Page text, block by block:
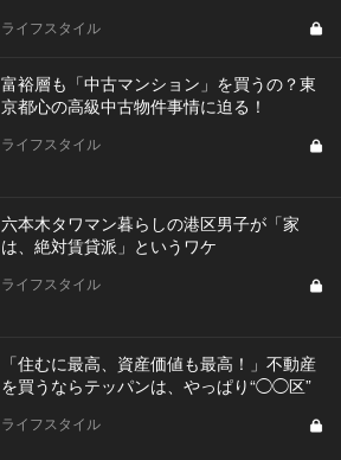
ライフスタイル
富裕層も「中古マンション」を買うの？東
京都心の高級中古物件事情に迫る！
ライフスタイル
六本木タワマン暮らしの港区男子が「家
は、絶対賃貸派」というワケ
ライフスタイル
「住むに最高、資産価値も最高！」不動産
を買うならテッパンは、やっぱり“◯◯区”
ライフスタイル